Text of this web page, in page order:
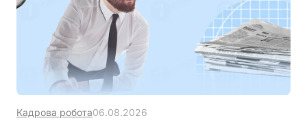
Кадрова робота06.08.2026